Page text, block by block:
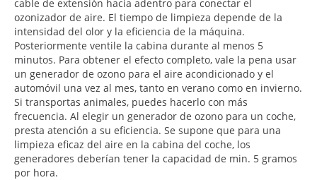
cable de extensión hacia adentro para conectar el
ozonizador de aire. El tiempo de limpieza depende de la
intensidad del olor y la eficiencia de la máquina.
Posteriormente ventile la cabina durante al menos 5
minutos. Para obtener el efecto completo, vale la pena usar
un generador de ozono para el aire acondicionado y el
automóvil una vez al mes, tanto en verano como en invierno.
Si transportas animales, puedes hacerlo con más
frecuencia. Al elegir un generador de ozono para un coche,
presta atención a su eficiencia. Se supone que para una
limpieza eficaz del aire en la cabina del coche, los
generadores deberían tener la capacidad de min. 5 gramos
por hora.